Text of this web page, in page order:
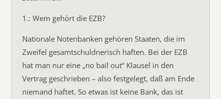
1.: Wem gehört die EZB?
Nationale Notenbanken gehören Staaten, die im
Zweifel gesamtschuldnerisch haften. Bei der EZB
hat man nur eine „no bail out“ Klausel in den
Vertrag geschrieben – also festgelegt, daß am Ende
niemand haftet. So etwas ist keine Bank, das ist